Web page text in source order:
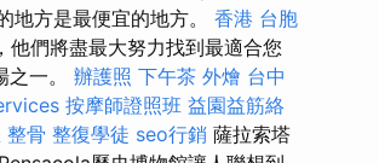
地方是最便宜的地方。 香港 台胞
們將盡最大努力找到最適合您
之一。 辦護照 下午茶 外燴 台中
按摩師證照班 益園益筋絡
整骨 整復學徒 seo行銷 薩拉索塔